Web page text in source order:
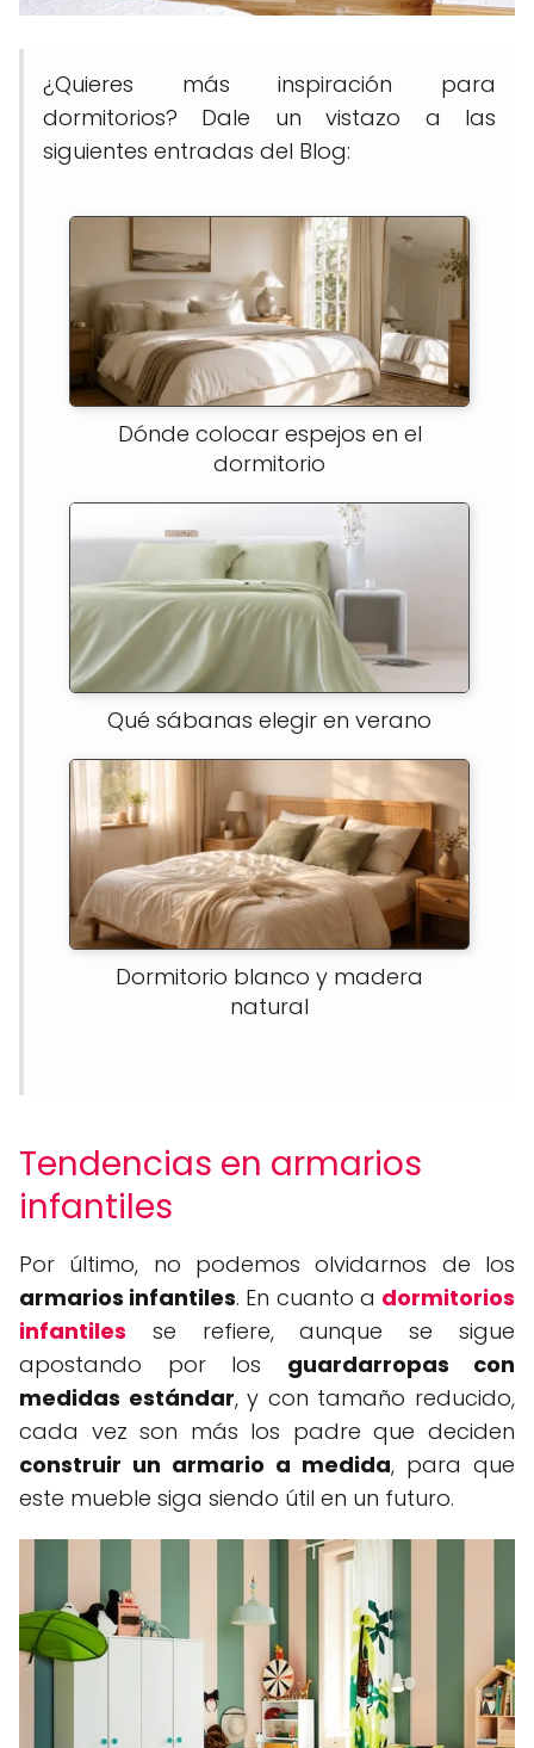
¿Quieres más inspiración para
dormitorios? Dale un vistazo a las
siguientes entradas del Blog:
Dónde colocar espejos en el
dormitorio
Qué sábanas elegir en verano
Dormitorio blanco y madera
natural
Tendencias en armarios
infantiles
Por último, no podemos olvidarnos de los
armarios infantiles. En cuanto a dormitorios
infantiles se refiere, aunque se sigue
apostando por los guardarropas con
medidas estándar, y con tamaño reducido,
cada vez son más los padre que deciden
construir un armario a medida, para que
este mueble siga siendo útil en un futuro.